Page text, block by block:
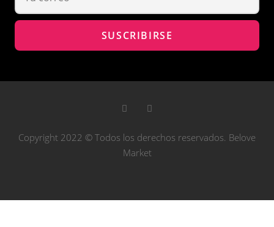
Copyright 2022 © Todos los derechos reservados. Belove
Market